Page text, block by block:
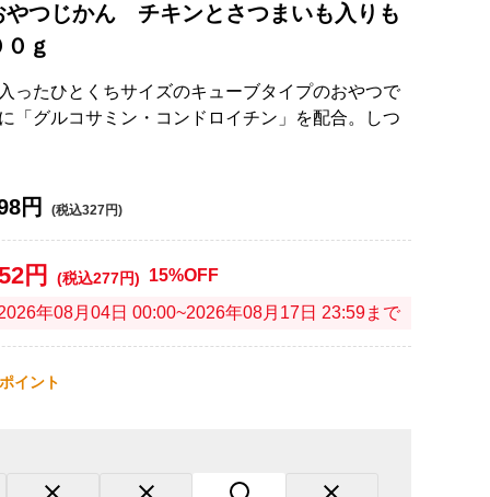
つじかん チキンとさつまいも入りも
ｇ
ったひとくちサイズのキューブタイプのおやつで
「グルコサミン・コンドロイチン」を配合。しつ
円 (税込327円)
円 (税込277円) 15%OFF
年08月04日 00:00~2026年08月17日 23:59まで
ポイント